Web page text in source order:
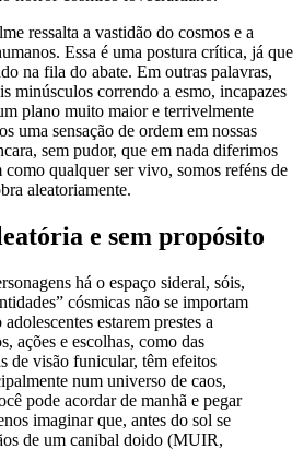
ressalta a vastidão do cosmos e a
Essa é uma postura crítica, já que
na fila do abate. Em outras palavras,
minúsculos correndo a esmo, incapazes
plano muito maior e terrivelmente
uma sensação de ordem em nossas
sem pudor, que em nada diferimos
qualquer ser vivo, somos reféns de
aleatoriamente.
e sem propósito
há o espaço sideral, sóis,
cósmicas não se importam
estarem prestes a
ações e escolhas, como das
de visão funicular, têm efeitos
num universo de caos,
pode acordar de manhã e pegar
imaginar que, antes do sol se
de um canibal doido (MUIR,